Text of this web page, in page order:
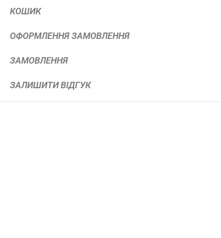
КОШИК
ОФОРМЛЕННЯ ЗАМОВЛЕННЯ
ЗАМОВЛЕННЯ
ЗАЛИШИТИ ВІДГУК